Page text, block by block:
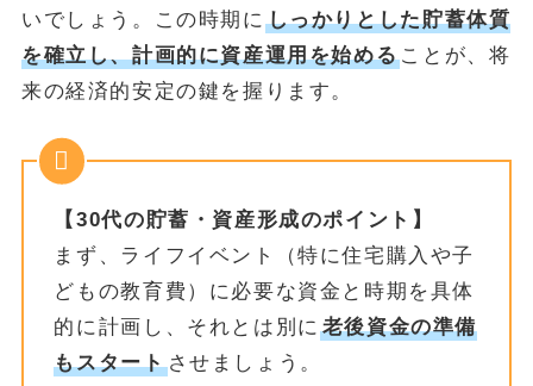
いでしょう。この時期に しっかりとした貯蓄体質
を確立し、計画的に資産運用を始めることが、将
来の経済的安定の鍵を握ります。
【30代の貯蓄・資産形成のポイント】
まず、ライフイベント（特に住宅購入や子
どもの教育費）に必要な資金と時期を具体
的に計画し、それとは別に 老後資金の準備
もスタートさせましょう。